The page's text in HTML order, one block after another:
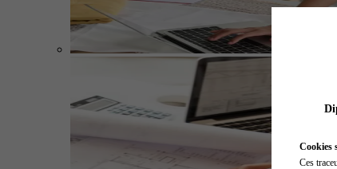
Cookies
Ces